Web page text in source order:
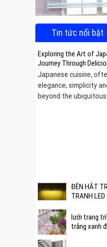
Tin tức nổi bật
Exploring the Art of
Journey Through
Japanese cuisine,
elegance, simplicity
beyond the ubiquitous
ĐÈN HẮT
TRANH LED
lưới trang
trắng xanh